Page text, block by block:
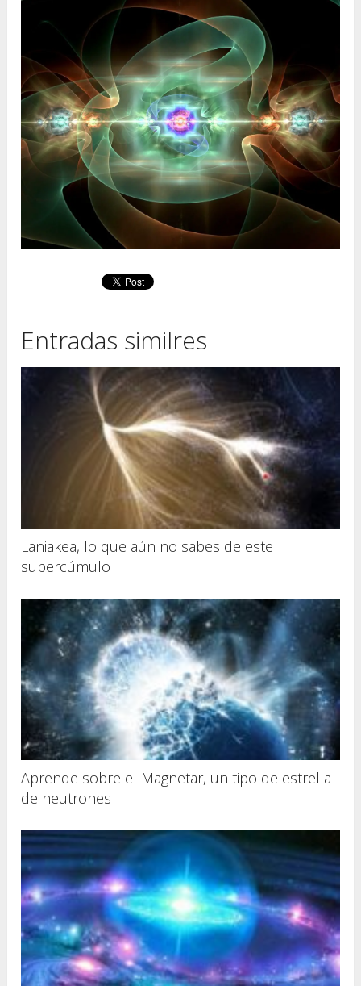
Entradas similres
Laniakea, lo que aún no sabes de este
supercúmulo
Aprende sobre el Magnetar, un tipo de estrella
de neutrones